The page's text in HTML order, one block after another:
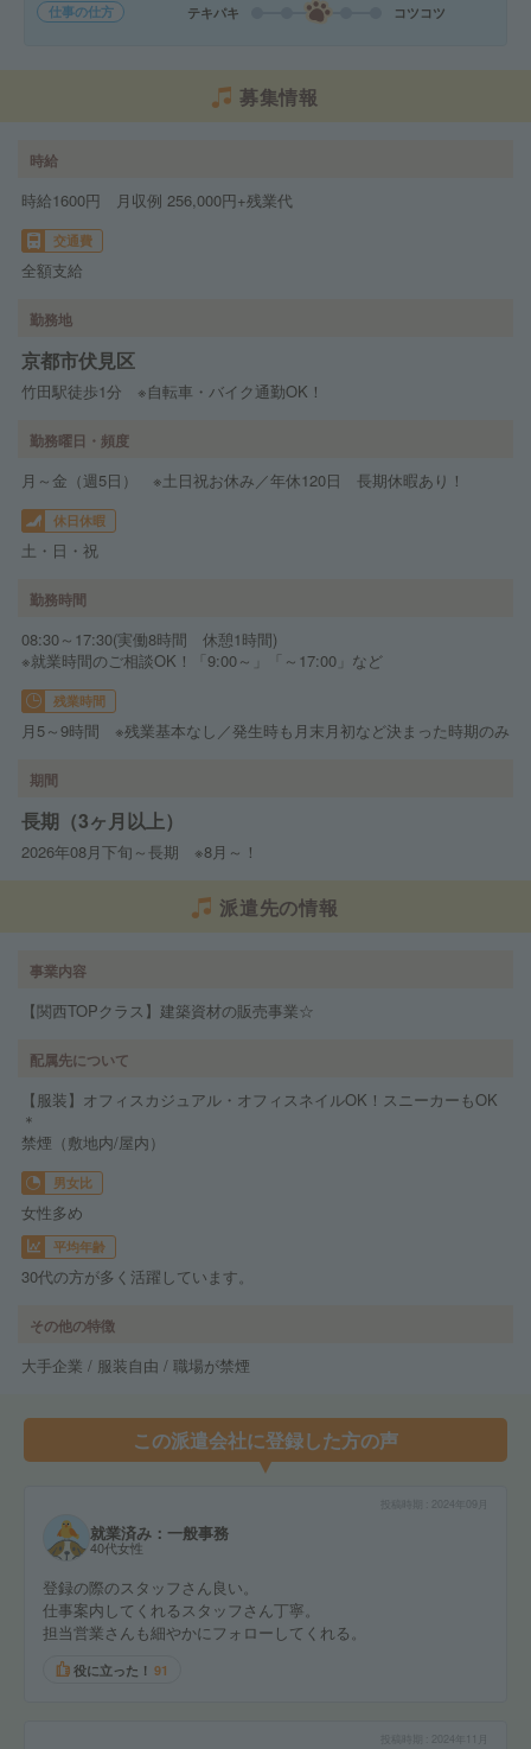
仕事の仕方 テキパキ コツコツ
募集情報
時給
時給1600円 月収例 256,000円+残業代
交通費
全額支給
勤務地
京都市伏見区
竹田駅徒歩1分 ※自転車・バイク通勤OK！
勤務曜日・頻度
月～金（週5日） ※土日祝お休み／年休120日 長期休暇あり！
休日休暇
土・日・祝
勤務時間
08:30～17:30(実働8時間 休憩1時間)
※就業時間のご相談OK！「9:00～」「～17:00」など
残業時間
月5～9時間 ※残業基本なし／発生時も月末月初など決まった時期のみ
期間
長期（3ヶ月以上）
2026年08月下旬～長期 ※8月～！
派遣先の情報
事業内容
【関西TOPクラス】建築資材の販売事業☆
配属先について
【服装】オフィスカジュアル・オフィスネイルOK！スニーカーもOK
＊
禁煙（敷地内/屋内）
男女比
女性多め
平均年齢
30代の方が多く活躍しています。
その他の特徴
大手企業 / 服装自由 / 職場が禁煙
この派遣会社に登録した方の声
2024年09月
就業済み：一般事務
40代女性
登録の際のスタッフさん良い。
仕事案内してくれるスタッフさん丁寧。
担当営業さんも細やかにフォローしてくれる。
役に立った！ 91
2024年11月